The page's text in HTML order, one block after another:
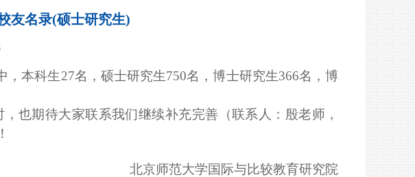
友名录(硕士研究生)
，本科生27名，硕士研究生750名，博士研究生366名，博
，也期待大家联系我们继续补充完善（联系人：殷老师，
北京师范大学国际与比较教育研究院